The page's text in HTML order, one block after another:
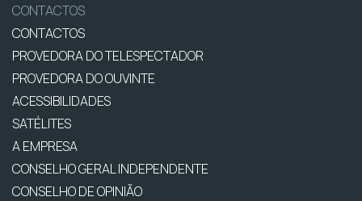
CONTACTOS
CONTACTOS
PROVEDORA DO TELESPECTADOR
PROVEDORA DO OUVINTE
ACESSIBILIDADES
SATÉLITES
A EMPRESA
CONSELHO GERAL INDEPENDENTE
CONSELHO DE OPINIÃO